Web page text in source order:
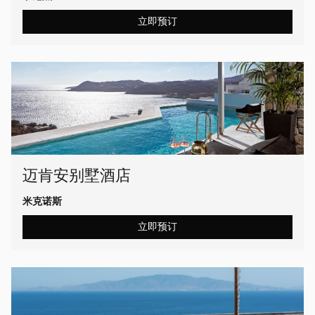
立即预订
迈肯安别墅酒店
米克诺斯
立即预订